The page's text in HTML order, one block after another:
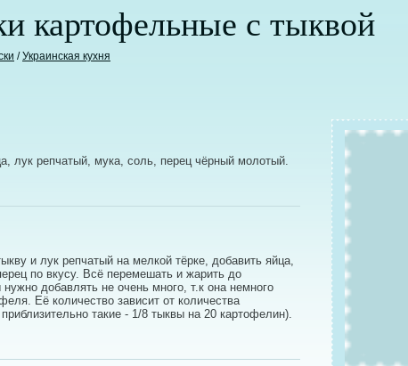
картофельные с тыквой
/Украинская кухня
лук репчатый, мука, соль, перец чёрный молотый.
и лук репчатый на мелкой тёрке, добавить яйца,
по вкусу. Всё перемешать и жарить до
нужно добавлять не очень много, т.к она немного
Её количество зависит от количества
такие - 1/8 тыквы на 20 картофелин).